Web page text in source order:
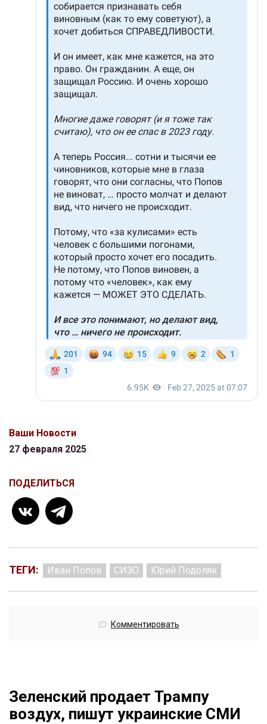
Ваши Новости
27 февраля 2025
ПОДЕЛИТЬСЯ
ТЕГИ: Иван Попов СИЗО Юрий Подоляк
Комментировать
Зеленский продает Трампу
воздух, пишут украинские СМИ